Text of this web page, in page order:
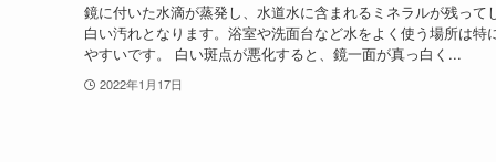
鏡に付いた水滴が蒸発し、水道水に含まれるミネラルが残って
白い汚れとなります。浴室や洗面台など水をよく使う場所は特
やすいです。 白い斑点が悪化すると、鏡一面が真っ白く...
2022年1月17日